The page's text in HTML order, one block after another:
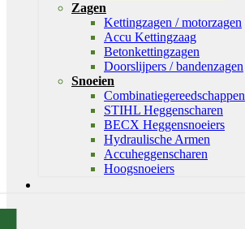
Zagen
Kettingzagen / motorzagen
Accu Kettingzaag
Betonkettingzagen
Doorslijpers / bandenzagen
Snoeien
Combinatiegereedschappen
STIHL Heggenscharen
BECX Heggensnoeiers
Hydraulische Armen
Accuheggenscharen
Hoogsnoeiers